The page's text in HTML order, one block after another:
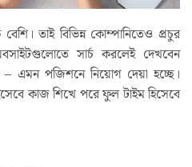
তাই বিভিন্ন কোম্পানিতেও প্রচুর
সার্চ করলেই দেখবেন
– এমন পজিশনে নিয়োগ দেয়া হচ্ছে।
কাজ শিখে পরে ফুল টাইম হিসেবে